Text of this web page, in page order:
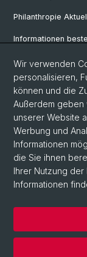
Philanthropie
Informationen
Anmelden für
Social Media
© Universität Basel
Wir verwenden
personalisieren,
können und die
Außerdem geben
unserer Website
Werbung und
Informationen
die Sie ihnen
Ihrer Nutzung der
Informationen